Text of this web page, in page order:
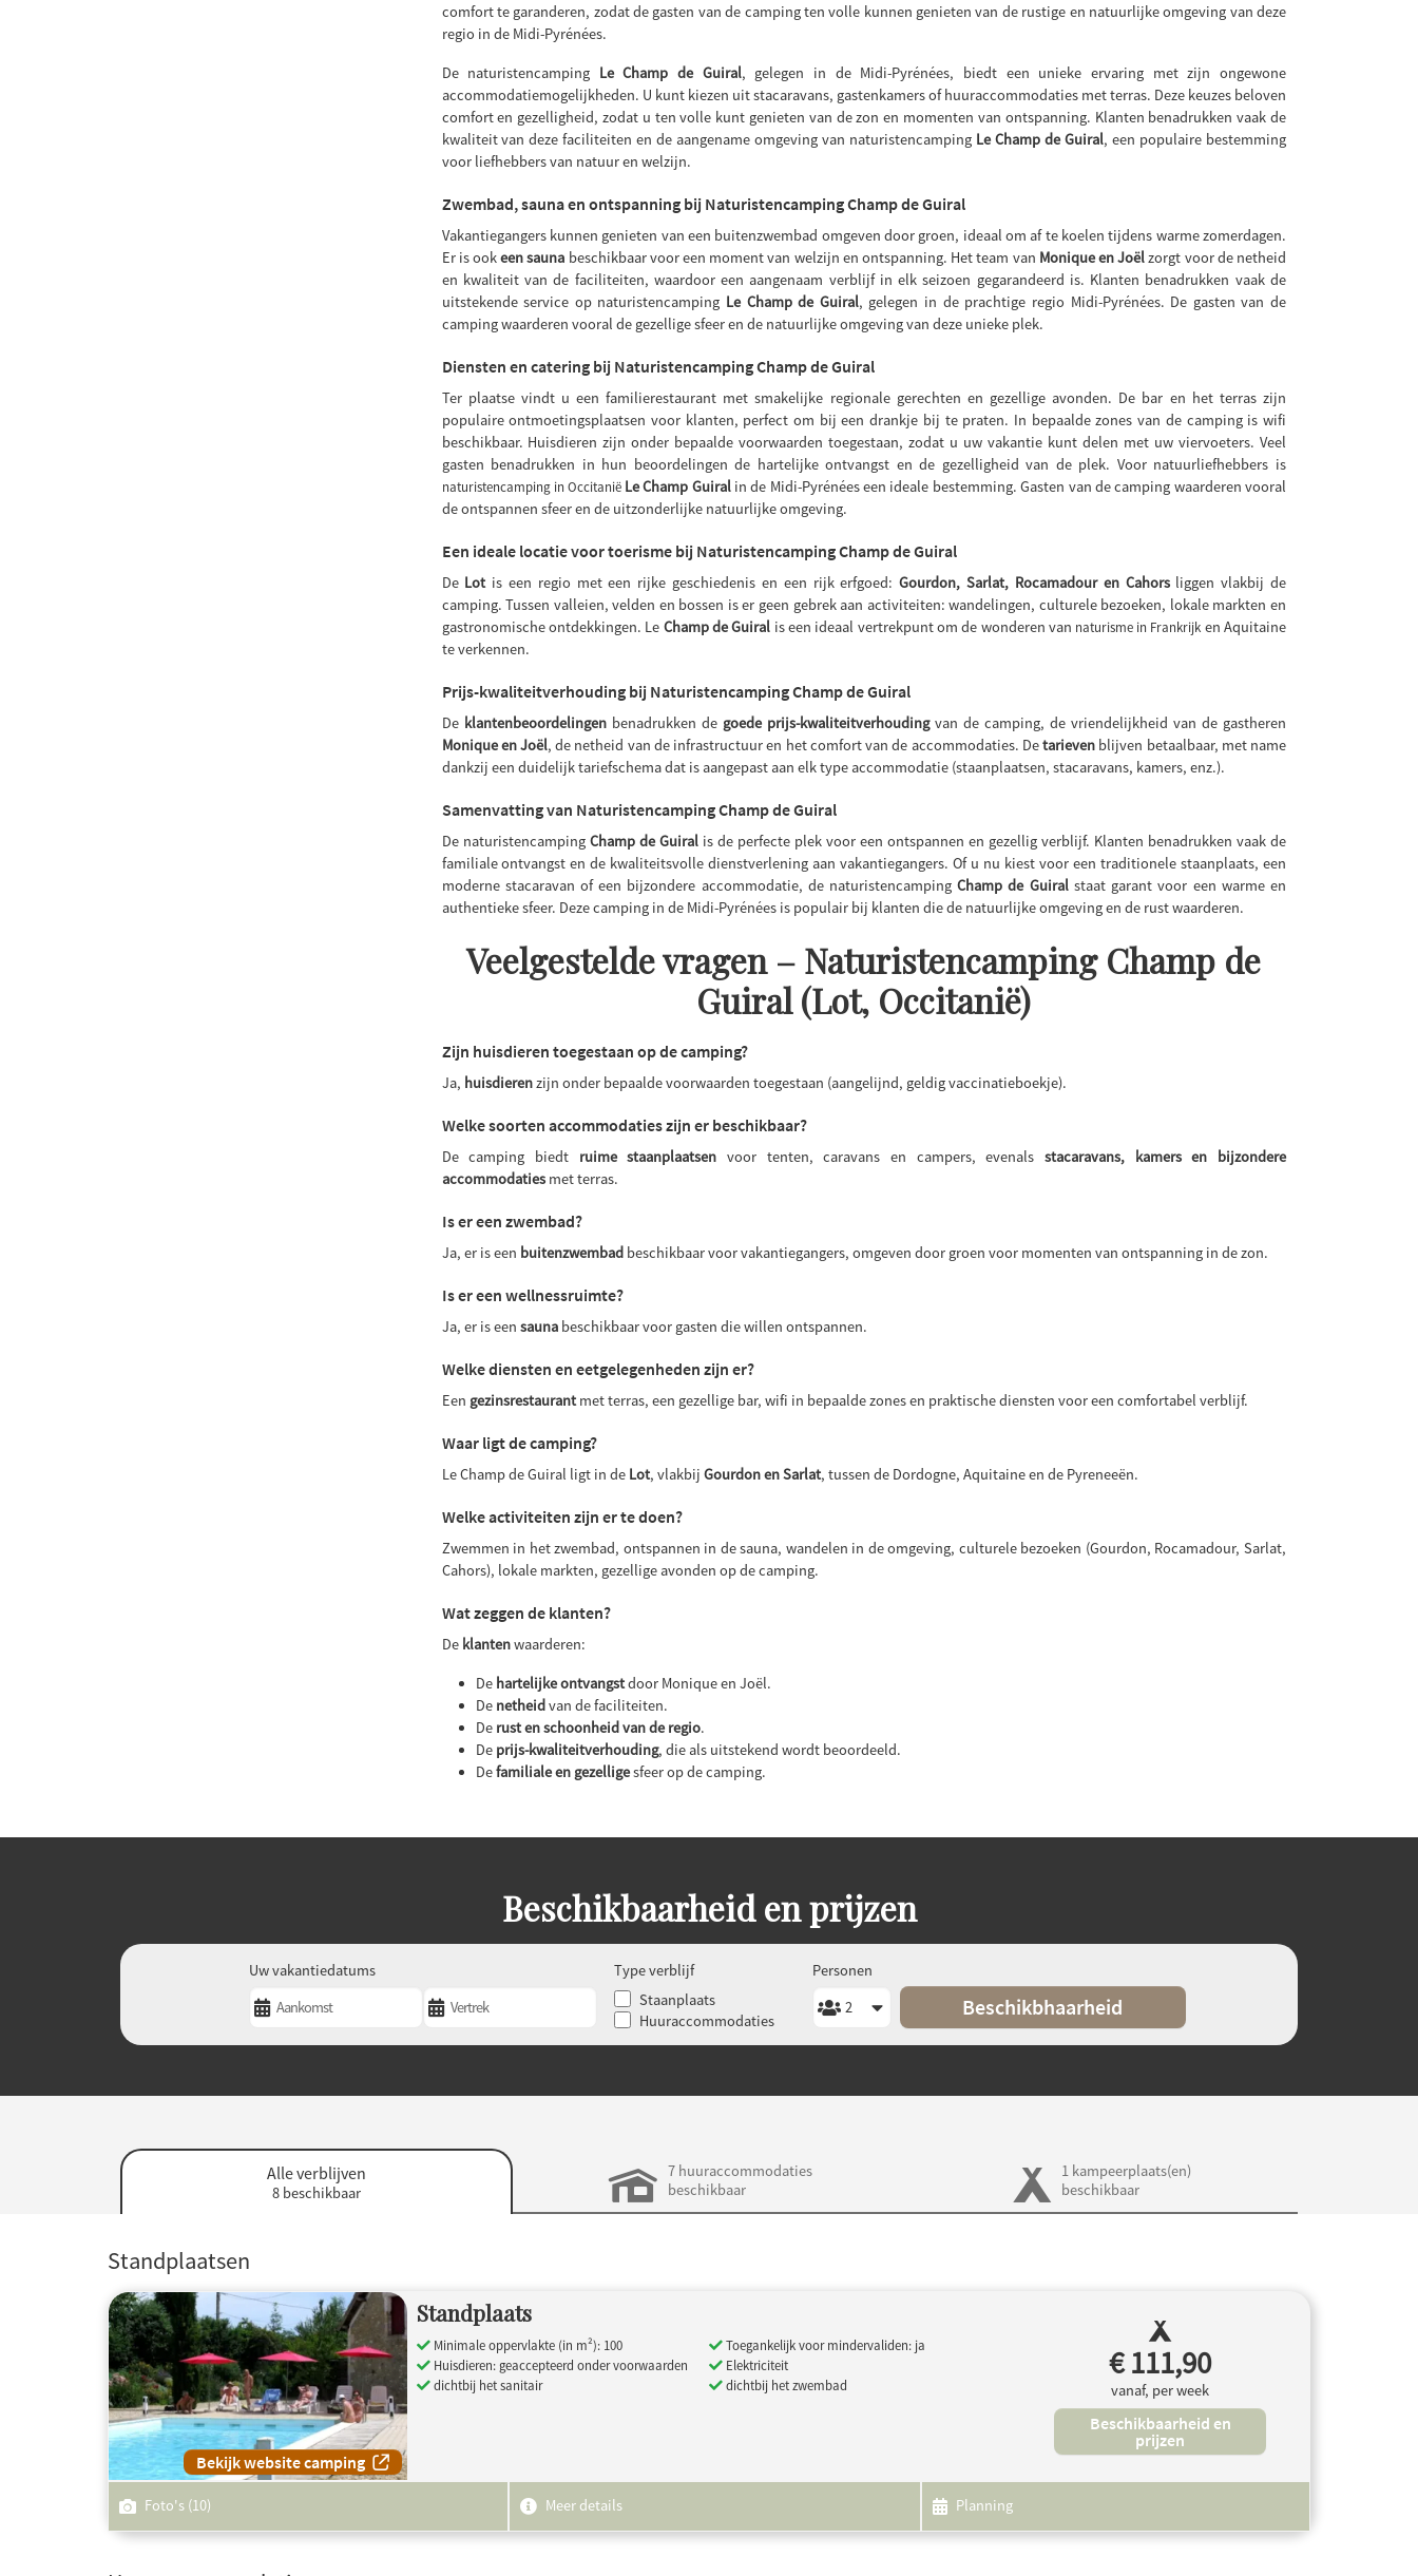
comfort te garanderen, zodat de gasten van de camping ten volle kunnen genieten van de rustige en natuurlijke omgeving van deze
regio in de Midi-Pyrénées.
De naturistencamping Le Champ de Guiral, gelegen in de Midi-Pyrénées, biedt een unieke ervaring met zijn ongewone
accommodatiemogelijkheden. U kunt kiezen uit stacaravans, gastenkamers of huuraccommodaties met terras. Deze keuzes beloven
comfort en gezelligheid, zodat u ten volle kunt genieten van de zon en momenten van ontspanning. Klanten benadrukken vaak de
kwaliteit van deze faciliteiten en de aangename omgeving van naturistencamping Le Champ de Guiral, een populaire bestemming
voor liefhebbers van natuur en welzijn.
Zwembad, sauna en ontspanning bij Naturistencamping Champ de Guiral
Vakantiegangers kunnen genieten van een buitenzwembad omgeven door groen, ideaal om af te koelen tijdens warme zomerdagen.
Er is ookeen sauna beschikbaar voor een moment van welzijn en ontspanning. Het team van Monique en Joëlzorgt voor de netheid
en kwaliteit van de faciliteiten, waardoor een aangenaam verblijf in elk seizoen gegarandeerd is. Klanten benadrukken vaak de
uitstekende service op naturistencamping Le Champ de Guiral, gelegen in de prachtige regio Midi-Pyrénées. De gasten van de
camping waarderen vooral de gezellige sfeer en de natuurlijke omgeving van deze unieke plek.
Diensten en catering bij Naturistencamping Champ de Guiral
Ter plaatse vindt u een familierestaurant met smakelijke regionale gerechten en gezellige avonden. De bar en het terras zijn
populaire ontmoetingsplaatsen voor klanten, perfect om bij een drankje bij te praten. In bepaalde zones van de camping is wifi
beschikbaar. Huisdieren zijn onder bepaalde voorwaarden toegestaan, zodat u uw vakantie kunt delen met uw viervoeters. Veel
gasten benadrukken in hun beoordelingen de hartelijke ontvangst en de gezelligheid van de plek. Voor natuurliefhebbers is
naturistencamping in Occitanië Le Champ Guiralin de Midi-Pyrénées een ideale bestemming. Gasten van de camping waarderen vooral
de ontspannen sfeer en de uitzonderlijke natuurlijke omgeving.
Een ideale locatie voor toerisme bij Naturistencamping Champ de Guiral
De Lotis een regio met een rijke geschiedenis en een rijk erfgoed:Gourdon, Sarlat, Rocamadour en Cahorsliggen vlakbij de
camping. Tussen valleien, velden en bossen is er geen gebrek aan activiteiten: wandelingen, culturele bezoeken, lokale markten en
gastronomische ontdekkingen. Le Champ de Guiral is een ideaal vertrekpunt om de wonderen van naturisme in Frankrijk en Aquitaine
te verkennen.
Prijs-kwaliteitverhouding bij Naturistencamping Champ de Guiral
De klantenbeoordelingenbenadrukken de goede prijs-kwaliteitverhoudingvan de camping, de vriendelijkheid van de gastheren
Monique en Joël, de netheid van de infrastructuur en het comfort van de accommodaties. Detarieven blijven betaalbaar, met name
dankzij een duidelijk tariefschema dat is aangepast aan elk type accommodatie (staanplaatsen, stacaravans, kamers, enz.).
Samenvatting van Naturistencamping Champ de Guiral
De naturistencamping Champ de Guiralis de perfecte plek voor een ontspannen en gezellig verblijf. Klanten benadrukken vaak de
familiale ontvangst en de kwaliteitsvolle dienstverlening aan vakantiegangers. Of u nu kiest voor een traditionele staanplaats, een
moderne stacaravan of een bijzondere accommodatie, de naturistencampingChamp de Guiralstaat garant voor een warme en
authentieke sfeer. Deze camping in de Midi-Pyrénées is populair bij klanten die de natuurlijke omgeving en de rust waarderen.
Veelgestelde vragen – Naturistencamping Champ de
Guiral (Lot, Occitanië)
Zijn huisdieren toegestaan op de camping?
Ja, huisdierenzijn onder bepaalde voorwaarden toegestaan (aangelijnd, geldig vaccinatieboekje).
Welke soorten accommodaties zijn er beschikbaar?
De camping biedt ruime staanplaatsen voor tenten, caravans en campers, evenals stacaravans, kamers en bijzondere
accommodatiesmet terras.
Is er een zwembad?
Ja, er is een buitenzwembadbeschikbaar voor vakantiegangers, omgeven door groen voor momenten van ontspanning in de zon.
Is er een wellnessruimte?
Ja, er is een saunabeschikbaar voor gasten die willen ontspannen.
Welke diensten en eetgelegenheden zijn er?
Een gezinsrestaurantmet terras, een gezellige bar, wifi in bepaalde zones en praktische diensten voor een comfortabel verblijf.
Waar ligt de camping?
Le Champ de Guiral ligt in de Lot, vlakbij Gourdon en Sarlat, tussen de Dordogne, Aquitaine en de Pyreneeën.
Welke activiteiten zijn er te doen?
Zwemmen in het zwembad, ontspannen in de sauna, wandelen in de omgeving, culturele bezoeken (Gourdon, Rocamadour, Sarlat,
Cahors), lokale markten, gezellige avonden op de camping.
Wat zeggen de klanten?
De klantenwaarderen:
De hartelijke ontvangstdoor Monique en Joël.
De netheidvan de faciliteiten.
De rust en schoonheid van de regio.
De prijs-kwaliteitverhouding, die als uitstekend wordt beoordeeld.
Defamiliale en gezelligesfeer op de camping.
Beschikbaarheid en prijzen
Uw vakantiedatums
Type verblijf
Staanplaats
Huuraccommodaties
Personen
Beschikbhaarheid
Alle verblijven
8 beschikbaar
7 huuraccommodaties
beschikbaar
1 kampeerplaats(en)
beschikbaar
Standplaatsen
Bekijk website camping
Standplaats
Minimale oppervlakte (in m²): 100
Toegankelijk voor mindervaliden: ja
Huisdieren: geaccepteerd onder voorwaarden
Elektriciteit
dichtbij het sanitair
dichtbij het zwembad
€ 111,90
vanaf, per week
Beschikbaarheid en
prijzen
Foto's (10) Meer details Planning